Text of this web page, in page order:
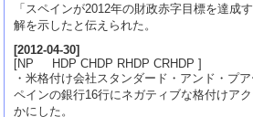
「スペインが2012年の財政赤字目標を達成
解を示したと伝えられた。
[2012-04-30]
[NP HDP CHDP RHDP CRHDP ]
・米格付け会社スタンダード・アンド・プ
ペインの銀行16行にネガティブな格付けア
かにした。